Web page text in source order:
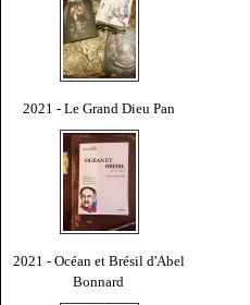
2021 - Le Grand Dieu Pan
2021 - Océan et Brésil d'Abel
Bonnard